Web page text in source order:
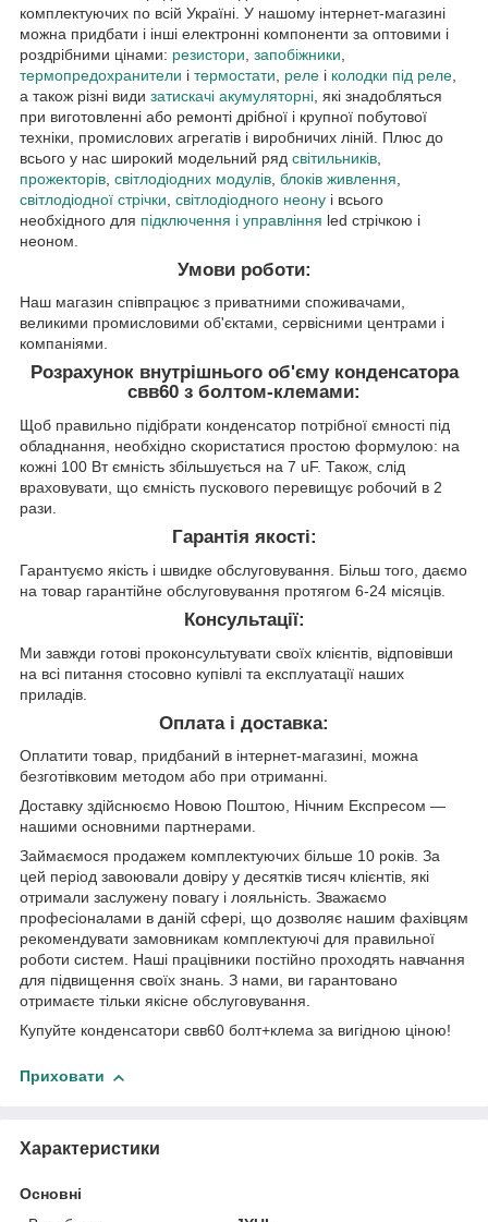
комплектуючих по всій Україні. У нашому інтернет-магазині
можна придбати і інші електронні компоненти за оптовими і
роздрібними цінами: резистори запобіжники
термопредохранители і термостати реле і колодки під реле
а також різні види затискачі акумуляторні , які знадобляться
при виготовленні або ремонті дрібної і крупної побутової
техніки, промислових агрегатів і виробничих ліній. Плюс до
всього у нас широкий модельний ряд світильників
прожекторів світлодіодних модулів блоків живлення
світлодіодної стрічки світлодіодного неону і всього
необхідного для підключення і управління led стрічкою і
неоном.
Умови роботи:
Наш магазин співпрацює з приватними споживачами,
великими промисловими об'єктами, сервісними центрами і
компаніями.
Розрахунок внутрішнього об'єму конденсатора
свв60 з болтом-клемами:
Щоб правильно підібрати конденсатор потрібної ємності під
обладнання, необхідно скористатися простою формулою: на
кожні 100 Вт ємність збільшується на 7 uF. Також, слід
враховувати, що ємність пускового перевищує робочий в 2
рази.
Гарантія якості:
Гарантуємо якість і швидке обслуговування. Більш того, даємо
на товар гарантійне обслуговування протягом 6-24 місяців.
Консультації:
Ми завжди готові проконсультувати своїх клієнтів, відповівши
на всі питання стосовно купівлі та експлуатації наших
приладів.
Оплата і доставка:
Оплатити товар, придбаний в інтернет-магазині, можна
безготівковим методом або при отриманні.
Доставку здійснюємо Новою Поштою, Нічним Експресом —
нашими основними партнерами.
Займаємося продажем комплектуючих більше 10 років. За
цей період завоювали довіру у десятків тисяч клієнтів, які
отримали заслужену повагу і лояльність. Зважаємо
професіоналами в даній сфері, що дозволяє нашим фахівцям
рекомендувати замовникам комплектуючі для правильної
роботи систем. Наші працівники постійно проходять навчання
для підвищення своїх знань. З нами, ви гарантовано
отримаєте тільки якісне обслуговування.
Купуйте конденсатори свв60 болт+клема за вигідною ціною!
Приховати
Характеристики
Основні